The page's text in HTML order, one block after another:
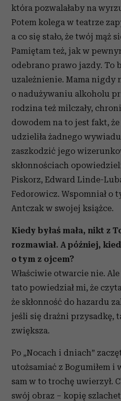
Partnerzy mogą połączyć te
otrzymanymi od Ciebie lub
korzystania z ich usług.
która pozwalałaby na
Potem kolega w teatrze
a co się stało, że twój mąż
Pamiętam też, jak w
odebrano prawo jazdy. To
uzależnienie. Mama nigdy
o nadużywaniu alkoholu
rodzina też milczały,
dowodem na to jest fakt,
udzieliła żadnego
zaszkodzić jego
skłonnościach
Piskorz, Edward Linde-
Fedorowicz. Wspomniał o
Antczak w swojej książce.
Kiedy byłaś mała, nikt z
rozmawiał. A później,
o tym z ojcem?
Właściwie otwarcie nie.
tato powiedział mi, że
że skłonność do hazardu
jeśli się drażni przysadkę,
zwiększa.
Po „Nocach i dniach”
utożsamiać z Bogumiłem i
sam w to trochę uwierzył.
swój obraz – kopię